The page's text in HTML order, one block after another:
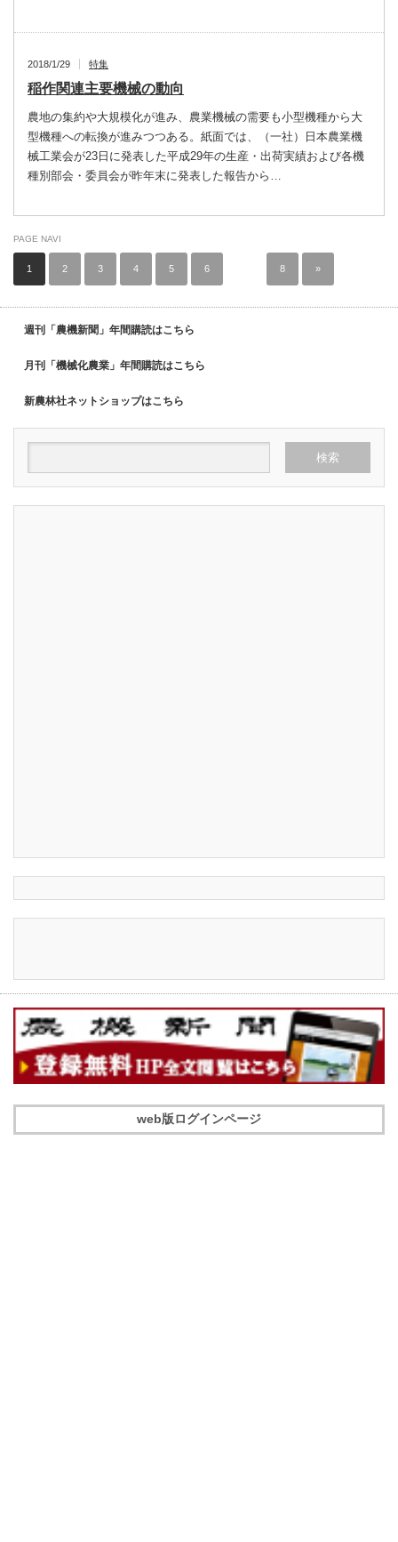
2018/1/29 特集
稲作関連主要機械の動向
農地の集約や大規模化が進み、農業機械の需要も小型機種から大
型機種への転換が進みつつある。紙面では、（一社）日本農業機
械工業会が23日に発表した平成29年の生産・出荷実績および各機
種別部会・委員会が昨年末に発表した報告から…
PAGE NAVI
1 2 3 4 5 6 8 »
週刊「農機新聞」年間購読はこちら
月刊「機械化農業」年間購読はこちら
新農林社ネットショップはこちら
web版ログインページ